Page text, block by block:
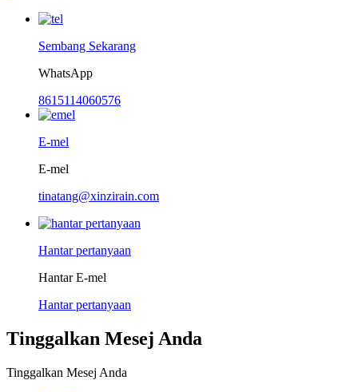
Sembang Sekarang
WhatsApp
8615114060576
E-mel
E-mel
tinatang@xinzirain.com
Hantar pertanyaan
Hantar E-mel
Hantar pertanyaan
Tinggalkan Mesej Anda
Tinggalkan Mesej Anda